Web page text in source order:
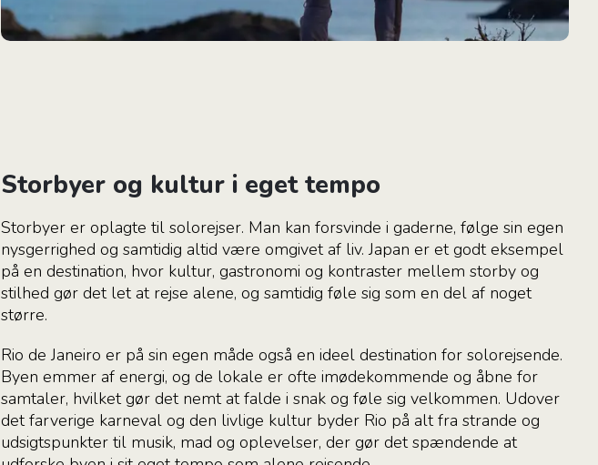
Storbyer og kultur i eget tempo
Storbyer er oplagte til solorejser. Man kan forsvinde i gaderne, følge sin egen
nysgerrighed og samtidig altid være omgivet af liv. Japan er et godt eksempel
på en destination, hvor kultur, gastronomi og kontraster mellem storby og
stilhed gør det let at rejse alene, og samtidig føle sig som en del af noget
større.
Rio de Janeiro er på sin egen måde også en ideel destination for solorejsende.
Byen emmer af energi, og de lokale er ofte imødekommende og åbne for
samtaler, hvilket gør det nemt at falde i snak og føle sig velkommen. Udover
det farverige karneval og den livlige kultur byder Rio på alt fra strande og
udsigtspunkter til musik, mad og oplevelser, der gør det spændende at